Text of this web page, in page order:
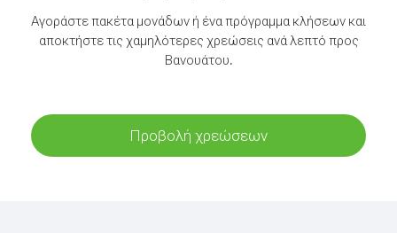
Αγοράστε πακέτα μονάδων ή ένα πρόγραμμα κλήσεων και
αποκτήστε τις χαμηλότερες χρεώσεις ανά λεπτό προς
Βανουάτου.
Προβολή χρεώσεων